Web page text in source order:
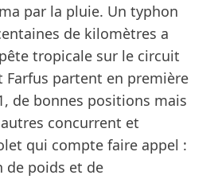
par la pluie. Un typhon
de kilomètres a
tropicale sur le circuit
Farfus partent en première
de bonnes positions mais
concurrent et
qui compte faire appel :
de poids et de